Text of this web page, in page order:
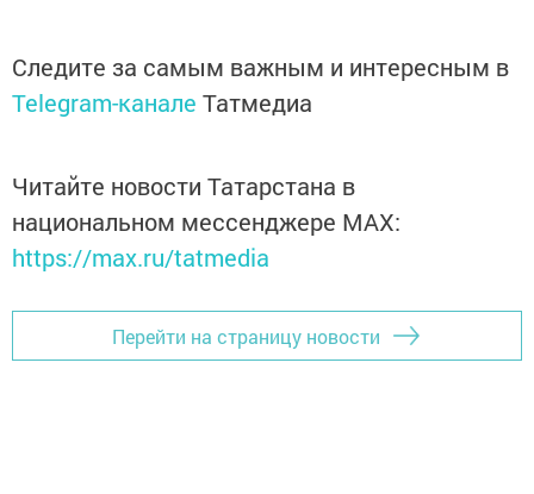
Следите за самым важным и интересным в
Telegram-канале Татмедиа
Читайте новости Татарстана в
национальном мессенджере MАХ:
https://max.ru/tatmedia
Перейти на страницу новости